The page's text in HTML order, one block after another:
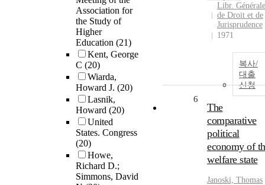
Association for
the Study of
Higher
Education (21)
Kent, George
C (20)
Wiarda,
Howard J. (20)
Lasnik,
Howard (20)
United
States. Congress
(20)
Howe,
Richard D.;
Simmons, David
Libr. Générale
de Droit et de
Jurisprudence
1971
복사/
대출
신청
6
The
comparative
political
economy of
welfare state
Janoski, Thomas